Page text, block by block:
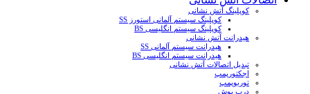
کوپلینگ آتش نشانی
کوپلینگ سیستم آلمانی استورز SS
کوپلینگ سیستم انگلیسی BS
هیدرانت آتش نشانی
هیدرانت سیستم آلمانی SS
هیدرانت سیستم انگلیسی BS
تبدیل اتصالات آتش نشانی
اجکتورپمپ
توربوپمپ
درب پوش